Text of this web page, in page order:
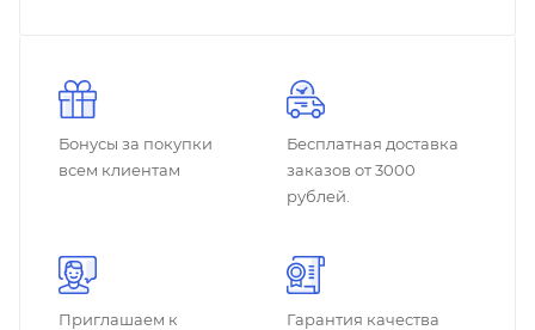
Бонусы за покупки
всем клиентам
Бесплатная доставка
заказов от 3000
рублей.
Приглашаем к
Гарантия качества